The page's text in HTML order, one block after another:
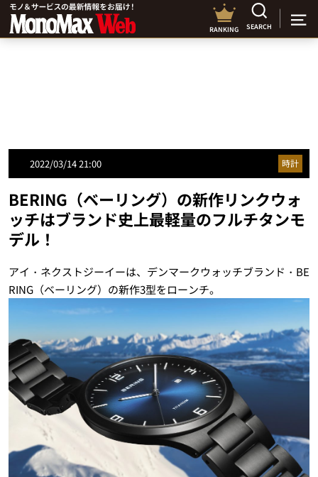
RANKING SEARCH
2022/03/14 21:00 時計
BERING（ベーリング）の新作リンクウォ
ッチはブランド史上最軽量のフルチタンモ
デル！
アイ・ネクストジーイーは、デンマークウォッチブランド・BE
RING（ベーリング）の新作3型をローンチ。